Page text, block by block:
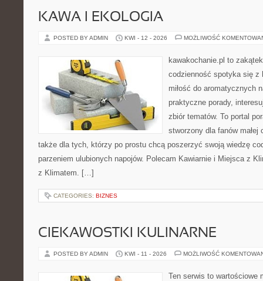
KAWA I EKOLOGIA
POSTED BY ADMIN KWI - 12 - 2026 MOŻLIWOŚĆ
kawakochanie.pl to
codzienność spotyka się z
miłość do aromatycznych
praktyczne porady,
zbiór tematów. To portal
stworzony dla fanów
także dla tych, którzy po prostu chcą poszerzyć swoją wiedzę
parzeniem ulubionych napojów. Polecam Kawiarnie i Miejsca z
z Klimatem. […]
CATEGORIES: BIZNES
CIEKAWOSTKI KULINARNE
POSTED BY ADMIN KWI - 11 - 2026 MOŻLIWOŚĆ
Ten serwis to wartościowe